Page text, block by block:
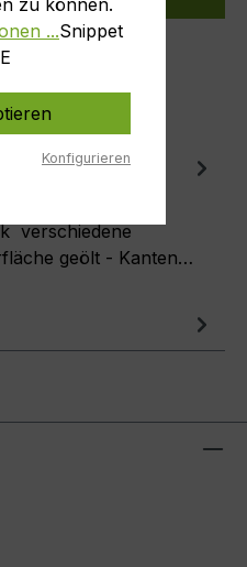
verschiedene
geölt - Kanten…
zu können.
...Snippet
Konfigurieren